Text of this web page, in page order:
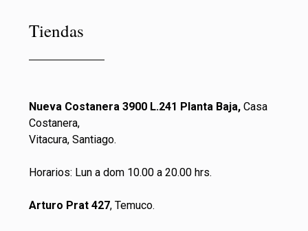
Tiendas
Nueva Costanera 3900 L.241 Planta Baja, Casa
Costanera,
Vitacura, Santiago.
Horarios: Lun a dom 10.00 a 20.00 hrs.
Arturo Prat 427, Temuco.